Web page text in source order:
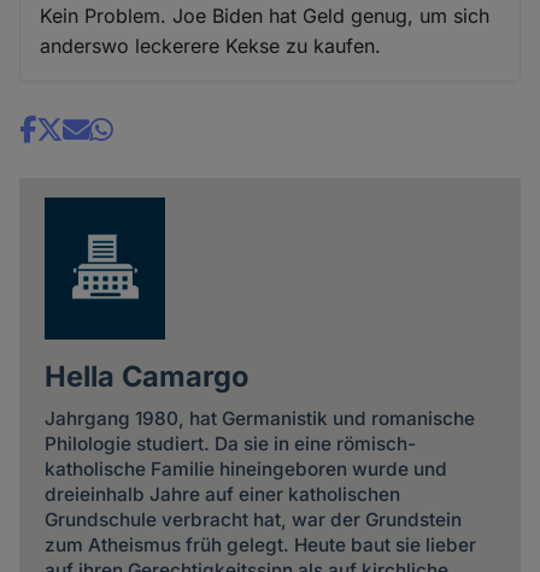
Kein Problem. Joe Biden hat Geld genug, um sich
anderswo leckerere Kekse zu kaufen.
Share
Hella Camargo
Jahrgang 1980, hat Germanistik und romanische
Philologie studiert. Da sie in eine römisch-
katholische Familie hineingeboren wurde und
dreieinhalb Jahre auf einer katholischen
Grundschule verbracht hat, war der Grundstein
zum Atheismus früh gelegt. Heute baut sie lieber